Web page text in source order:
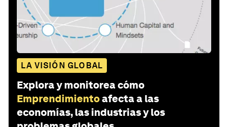
LA VISIÓN GLOBAL
Explora y monitorea cómo
Emprendimientoafecta a las
economías, las industrias y los